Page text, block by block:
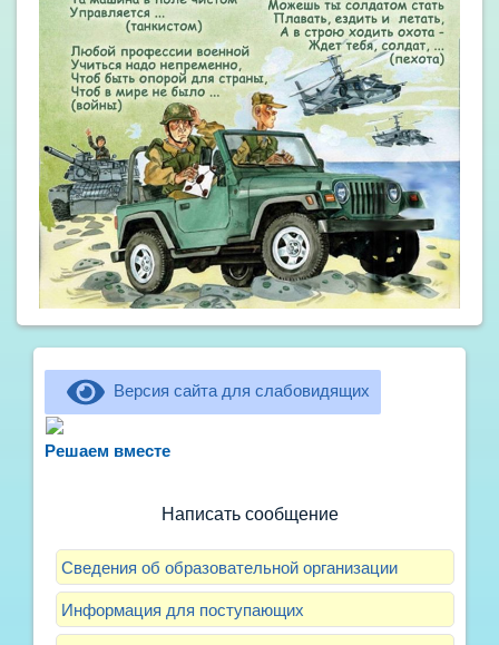
Версия сайта для слабовидящих
Решаем вместерассказать о воспитателях? Знаете, как
Написать сообщение
Сведения об образовательной организации
Информация для поступающих